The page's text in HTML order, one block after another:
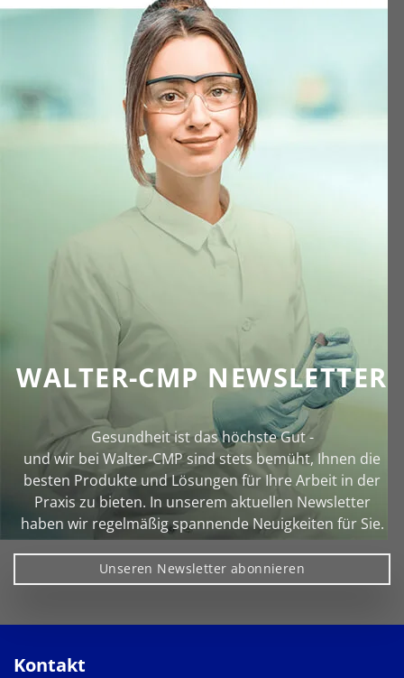
WALTER-CMP NEWSLETTER
Gesundheit ist das höchste Gut -
und wir bei Walter‑CMP sind stets bemüht, Ihnen die
besten Produkte und Lösungen für Ihre Arbeit in der
Praxis zu bieten. In unserem aktuellen Newsletter
haben wir regelmäßig spannende Neuigkeiten für Sie.
Unseren Newsletter abonnieren
Kontakt